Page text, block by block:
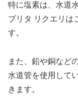
特に塩素は、水道
ブリタ リクエリは
す。
また、鉛や銅など
水道管を使用して
きます。